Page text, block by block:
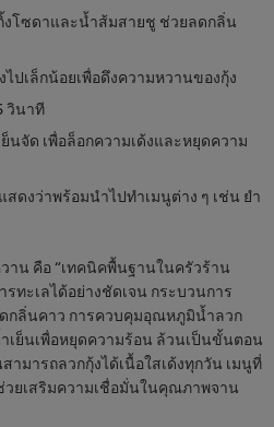
กิ้งโซดาและน้ำส้มสายชู ช่วยลดกลิ่น
ไปเล็กน้อยเพื่อดึงความหวานของกุ้ง
วินาที
นจัด เพื่อล็อกความเด้งและหยุดความ
สดงว่าพร้อมนำไปทำเมนูต่าง ๆ เช่น ยำ
วาน คือ “เทคนิคพื้นฐานในครัวร้าน
ทะเลได้อย่างชัดเจน กระบวนการ
กลิ่นคาว การควบคุมอุณหภูมิน้ำลวก
เย็นเพื่อหยุดความร้อน ล้วนเป็นขั้นตอน
ามารถลวกกุ้งได้เนื้อใสเด้งทุกวัน เมนูที่
ยเสริมความเชื่อมั่นในคุณภาพจาน